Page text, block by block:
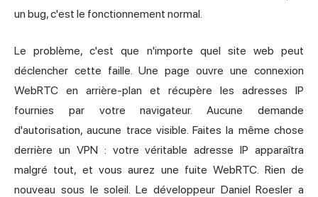
un bug, c'est le fonctionnement normal.
Le problème, c'est que n'importe quel site web peut
déclencher cette faille. Une page ouvre une connexion
WebRTC en arrière-plan et récupère les adresses IP
fournies par votre navigateur. Aucune demande
d'autorisation, aucune trace visible. Faites la même chose
derrière un VPN : votre véritable adresse IP apparaîtra
malgré tout, et vous aurez une fuite WebRTC. Rien de
nouveau sous le soleil. Le développeur Daniel Roesler a